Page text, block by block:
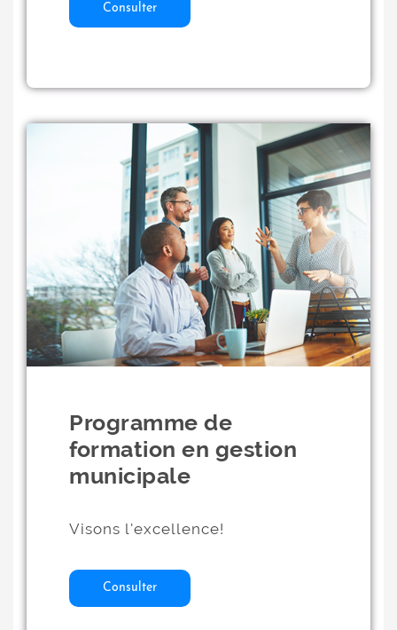
Consulter
Programme de
formation en gestion
municipale
Visons l'excellence!
Consulter